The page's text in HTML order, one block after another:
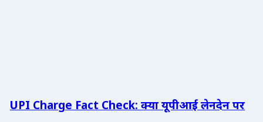
UPI Charge Fact Check: क्या यूपीआई लेनदेन पर